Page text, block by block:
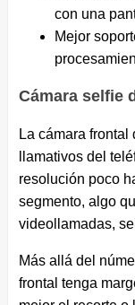
con una
Mejor
Cámara selfie
La cámara
llamativos del
resolución poco
segmento, algo
videollamadas,
Más allá del
frontal tenga